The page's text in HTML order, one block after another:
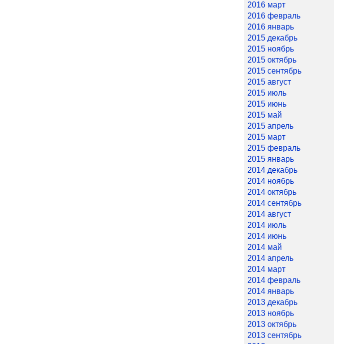
2016 март
2016 февраль
2016 январь
2015 декабрь
2015 ноябрь
2015 октябрь
2015 сентябрь
2015 август
2015 июль
2015 июнь
2015 май
2015 апрель
2015 март
2015 февраль
2015 январь
2014 декабрь
2014 ноябрь
2014 октябрь
2014 сентябрь
2014 август
2014 июль
2014 июнь
2014 май
2014 апрель
2014 март
2014 февраль
2014 январь
2013 декабрь
2013 ноябрь
2013 октябрь
2013 сентябрь